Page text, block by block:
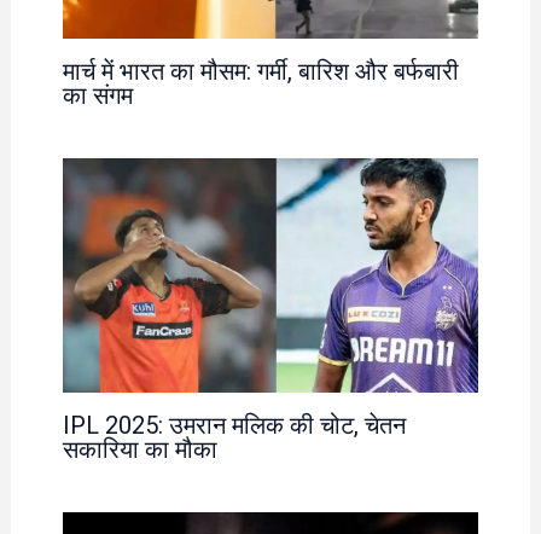
मार्च में भारत का मौसम: गर्मी, बारिश और बर्फबारी
का संगम
IPL 2025: उमरान मलिक की चोट, चेतन
सकारिया का मौका